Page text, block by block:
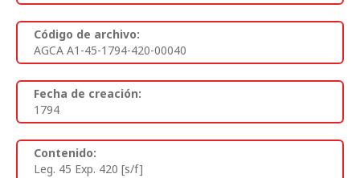
Código de archivo:
AGCA A1-45-1794-420-00040
Fecha de creación:
1794
Contenido:
Leg. 45 Exp. 420 [s/f]